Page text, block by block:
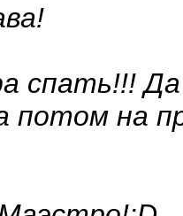
спать!!!
на